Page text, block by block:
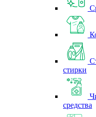
стирки
средства